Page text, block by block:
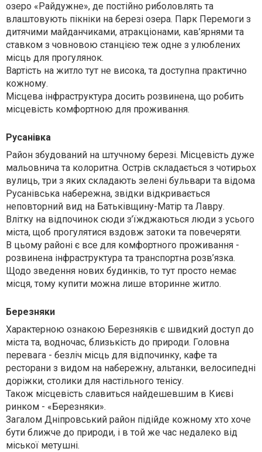
озеро «Райдужне», де постійно риболовлять та
влаштовують пікніки на березі озера. Парк Перемоги з
дитячими майданчиками, атракціонами, кав’ярнями та
ставком з човновою станцією теж одне з улюблених
місць для прогулянок.
Вартість на житло тут не висока, та доступна практично
кожному.
Місцева інфраструктура досить розвинена, що робить
місцевість комфортною для проживання.
Русанівка
Район збудований на штучному березі. Місцевість дуже
мальовнича та колоритна. Острів складається з чотирьох
вулиць, три з яких складають зелені бульвари та відома
Русанівська набережна, звідки відкривається
неповторний вид на Батьківщину-Матір та Лавру.
Влітку на відпочинок сюди з’їжджаються люди з усього
міста, щоб прогулятися вздовж затоки та повечеряти.
В цьому районі є все для комфортного проживання -
розвинена інфраструктура та транспортна розв’язка.
Щодо зведення нових будинків, то тут просто немає
місця, тому купити можна лише вторинне житло.
Березняки
Характерною ознакою Березняків є швидкий доступ до
міста та, водночас, близькість до природи. Головна
перевага - безліч місць для відпочинку, кафе та
ресторани з видом на набережну, альтанки, велосипедні
доріжки, столики для настільного тенісу.
Також місцевість славиться найдешевшим в Києві
ринком - «Березняки».
Загалом Дніпровський район підійде кожному хто хоче
бути ближче до природи, і в той же час недалеко від
міської метушні.